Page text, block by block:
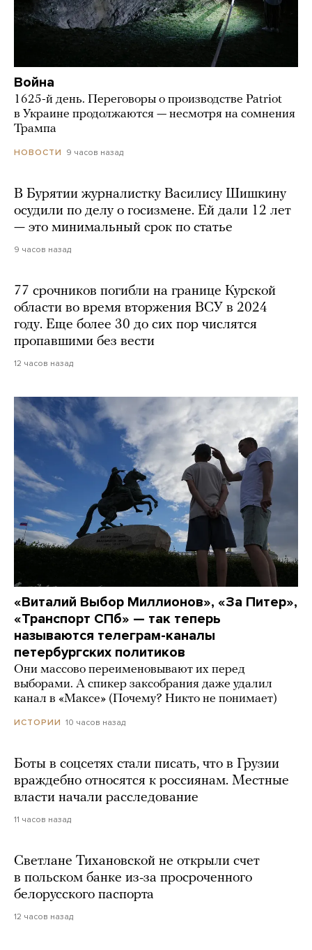
Война
1625-й день. Переговоры о производстве Patriot
в Украине продолжаются — несмотря на сомнения
Трампа
НОВОСТИ 9 часов назад
В Бурятии журналистку Василису Шишкину
осудили по делу о госизмене. Ей дали 12 лет
— это минимальный срок по статье
9 часов назад
77 срочников погибли на границе Курской
области во время вторжения ВСУ в 2024
году. Еще более 30 до сих пор числятся
пропавшими без вести
12 часов назад
«Виталий Выбор Миллионов», «За Питер»,
«Транспорт СПб» — так теперь
называются телеграм-каналы
петербургских политиков
Они массово переименовывают их перед
выборами. А спикер заксобрания даже удалил
канал в «Максе» (Почему? Никто не понимает)
ИСТОРИИ 10 часов назад
Боты в соцсетях стали писать, что в Грузии
враждебно относятся к россиянам. Местные
власти начали расследование
11 часов назад
Светлане Тихановской не открыли счет
в польском банке из-за просроченного
белорусского паспорта
12 часов назад